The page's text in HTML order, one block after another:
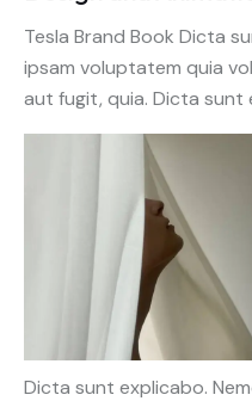
Tesla Brand Book Dicta
ipsam voluptatem quia
aut fugit, quia. Dicta sunt
Dicta sunt explicabo.